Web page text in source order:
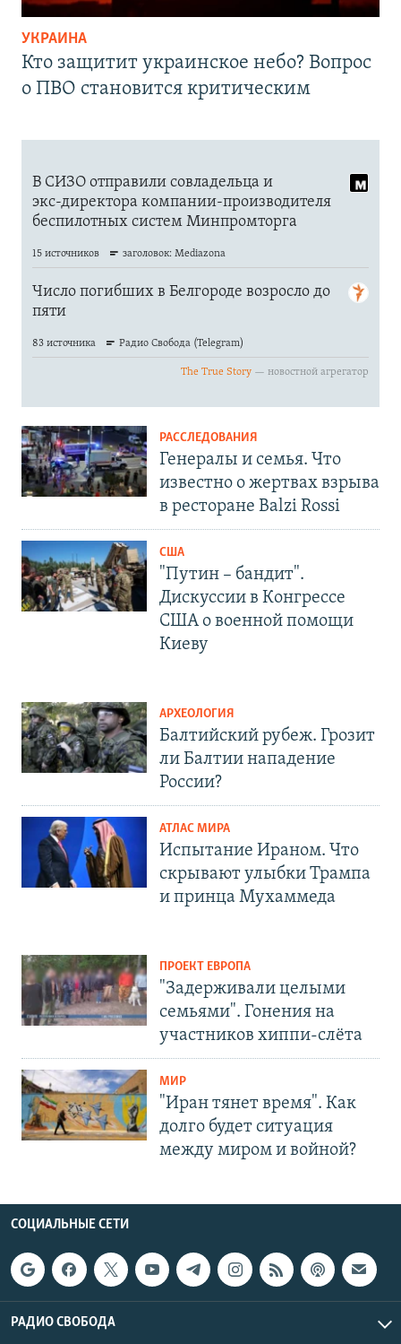
УКРАИНА
Кто защитит украинское небо? Вопрос
о ПВО становится критическим
РАССЛЕДОВАНИЯ
Генералы и семья. Что
известно о жертвах взрыва
в ресторане Balzi Rossi
США
"Путин – бандит".
Дискуссии в Конгрессе
США о военной помощи
Киеву
АРХЕОЛОГИЯ
Балтийский рубеж. Грозит
ли Балтии нападение
России?
АТЛАС МИРА
Испытание Ираном. Что
скрывают улыбки Трампа
и принца Мухаммеда
ПРОЕКТ ЕВРОПА
"Задерживали целыми
семьями". Гонения на
участников хиппи-слёта
МИР
"Иран тянет время". Как
долго будет ситуация
между миром и войной?
СОЦИАЛЬНЫЕ СЕТИ
РАДИО СВОБОДА